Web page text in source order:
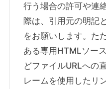
行う場合の許可や連
際は、引用元の明記
をお願いします。ただ
ある専用HTMLソー
どファイルURLへの
レームを使用したリ